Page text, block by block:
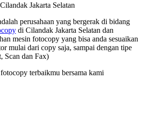
Jakarta Selatan
perusahaan yang bergerak di bidang
di Cilandak Jakarta Selatan dan
mesin fotocopy yang bisa anda sesuaikan
mulai dari copy saja, sampai dengan tipe
Scan dan Fax)
terbaikmu bersama kami